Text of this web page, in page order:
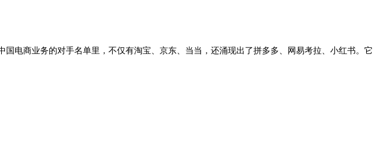
电商业务的对手名单里，不仅有淘宝、京东、当当，还涌现出了拼多多、网易考拉、小红书。它